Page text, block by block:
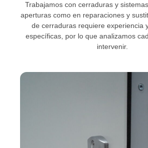
Trabajamos con cerraduras y
aperturas como en reparaciones y
de cerraduras requiere experiencia
específicas, por lo que analizamos
intervenir.